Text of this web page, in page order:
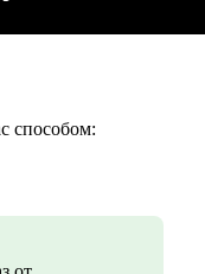
способом: